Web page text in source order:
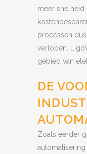
meer snelheid
processen
verlopen.
gebied van
DE
Zoals eerder